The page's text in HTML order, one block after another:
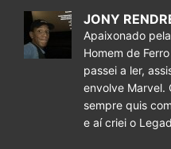
JONY
Apaixonado
Homem de
passei a ler,
envolve Marvel.
sempre quis
e aí criei o